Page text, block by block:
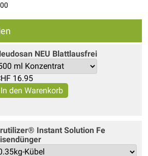
NEU Blattlausfrei
16.95
Instant Solution Fe